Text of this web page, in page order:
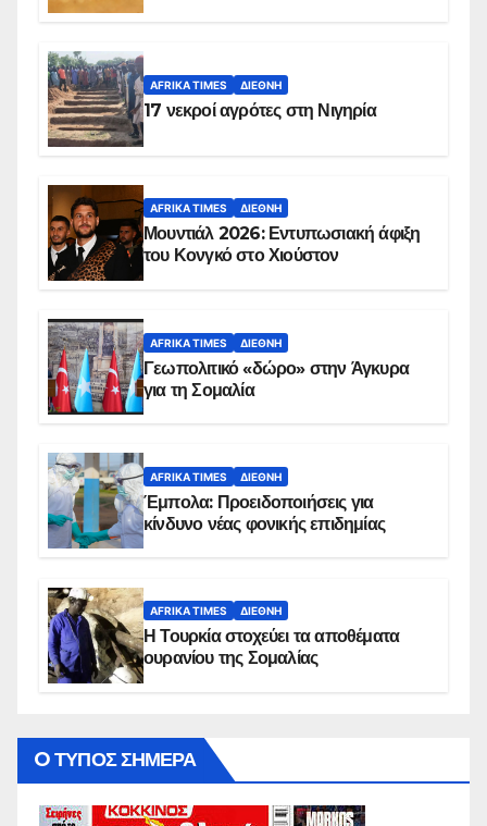
AFRIKA TIMES ΔΙΕΘΝΉ
17 νεκροί αγρότες στη Νιγηρία
AFRIKA TIMES ΔΙΕΘΝΉ
Μουντιάλ 2026: Εντυπωσιακή άφιξη
του Κονγκό στο Χιούστον
AFRIKA TIMES ΔΙΕΘΝΉ
Γεωπολιτικό «δώρο» στην Άγκυρα
για τη Σομαλία
AFRIKA TIMES ΔΙΕΘΝΉ
Έμπολα: Προειδοποιήσεις για
κίνδυνο νέας φονικής επιδημίας
AFRIKA TIMES ΔΙΕΘΝΉ
Η Τουρκία στοχεύει τα αποθέματα
ουρανίου της Σομαλίας
O ΤΥΠΟΣ ΣΗΜΕΡΑ